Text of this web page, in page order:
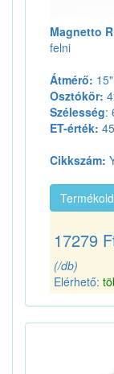
Magnetto
felni
Átmérő: 15"
Osztókör:
Szélesség:
ET-érték: 45
Cikkszám:
17279
(/db)
Elérhető: